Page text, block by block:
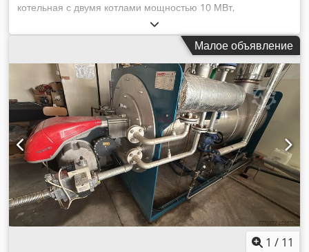
котельная с двумя котлами мощностью 10 МВт,
работающая на сжиженном нефтяном газе, природном
газе и мазуте. Двухфункциональные горелки, 2021 год
выпуска. В комплект входят: 2 паровых котла мощностью
5000 кВт каждый. 1 конденсатный резервуар. 1
конденсатный резервуар высокого давления. 1 резервуар
для расширительного бака. В комплект входят все насосы и
вспомогательное оборудование. Cjdjzqpq Depfx Alwsha
Две дополнительные газовые горелки, 2016 год выпуска.
Малое объявление
1 / 11